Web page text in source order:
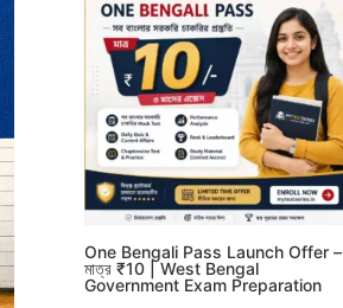
One Bengali Pass Launch Offer –
মাত্র ₹10 | West Bengal
Government Exam Preparation